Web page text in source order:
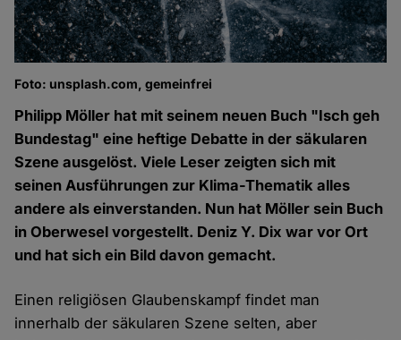
Foto: unsplash.com, gemeinfrei
Philipp Möller hat mit seinem neuen Buch "Isch geh
Bundestag" eine heftige Debatte in der säkularen
Szene ausgelöst. Viele Leser zeigten sich mit
seinen Ausführungen zur Klima-Thematik alles
andere als einverstanden. Nun hat Möller sein Buch
in Oberwesel vorgestellt. Deniz Y. Dix war vor Ort
und hat sich ein Bild davon gemacht.
Einen religiösen Glaubenskampf findet man
innerhalb der säkularen Szene selten, aber